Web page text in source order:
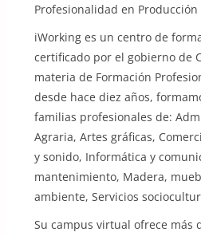
Profesionalidad en Producción
iWorking es un centro de
certificado por el gobierno de
materia de Formación
desde hace diez años,
familias profesionales de:
Agraria, Artes gráficas,
y sonido, Informática y
mantenimiento, Madera,
ambiente, Servicios
Su campus virtual ofrece más